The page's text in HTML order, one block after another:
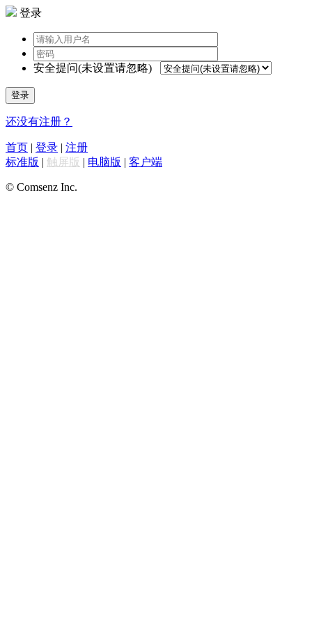
登录
安全提问(未设置请忽略)
登录
还没有注册？
首页 | 登录 | 注册
标准版 | 触屏版 | 电脑版 | 客户端
© Comsenz Inc.